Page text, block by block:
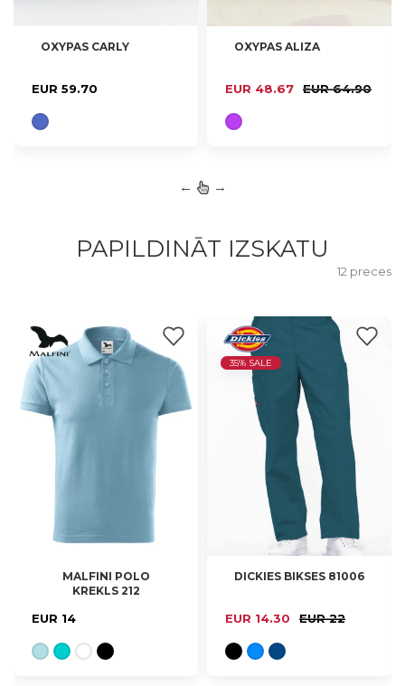
OXYPAS CARLY
EUR 59.70
OXYPAS ALIZA
EUR 48.67 EUR 64.90
← →
PAPILDINĀT IZSKATU
12 preces
S, M, L, XL, 2XL
MALFINI POLO
KREKLS 212
EUR 14
35% SALE
DICKIES BIKSES 81006
EUR 14.30 EUR 22